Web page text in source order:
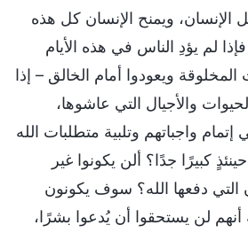
الإنسان، ويمنح الإنسان كل هذه
لم يؤدِ الناس في هذه الأيام
المخلوقة ويعودوا أمام الخالق – إذا
والأجيال التي عاشوها،
واجباتهم وتلبية متطلبات الله
كبيرًا جدًا؟ ألن يكونوا غير
التي دفعها الله؟ سوف يكونون
لن يستحقوا أن يُدعوا بشرًا،